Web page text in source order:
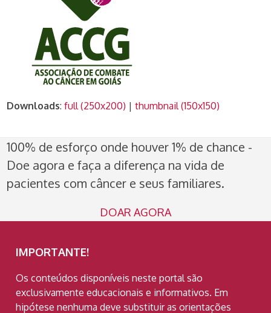
Downloads:full (250x200) |thumbnail (150x150)
100% de esforço onde houver 1% de chance -
Doe agora e faça a diferença na vida de
pacientes com câncer e seus familiares.
DOAR AGORA
IMPORTANTE!
Os conteúdos disponíveis neste portal são
exclusivamente educacionais e informativos. Em
hipótese nenhuma deve substituir as orientações